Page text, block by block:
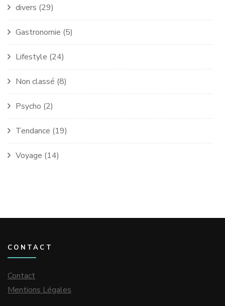
divers (29)
Gastronomie (5)
Lifestyle (24)
Non classé (8)
Psycho (2)
Tendance (19)
Voyage (14)
CONTACT
Contact
Mentions Légales